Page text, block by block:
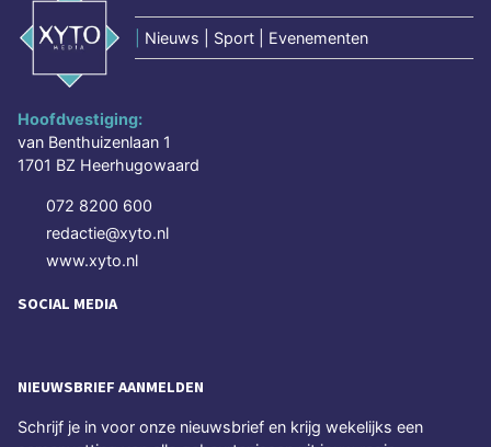
Nieuws | Sport | Evenementen
Hoofdvestiging:
van Benthuizenlaan 1
1701 BZ Heerhugowaard
072 8200 600
redactie@xyto.nl
www.xyto.nl
SOCIAL MEDIA
NIEUWSBRIEF AANMELDEN
Schrijf je in voor onze nieuwsbrief en krijg wekelijks een